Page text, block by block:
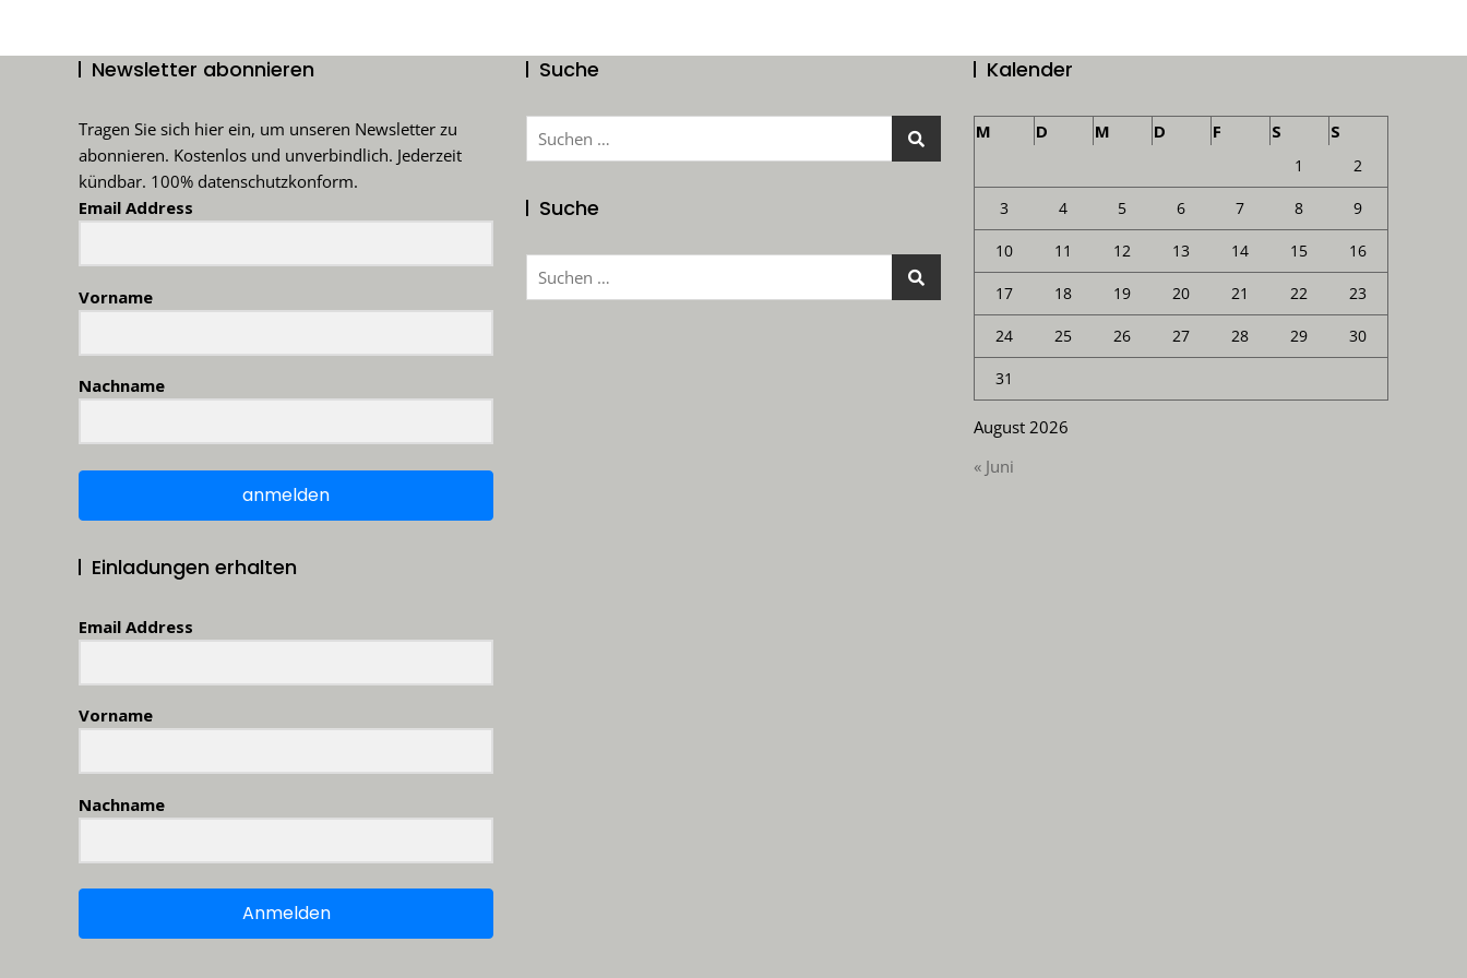
Newsletter abonnieren
Tragen Sie sich hier ein, um unseren Newsletter zu
abonnieren. Kostenlos und unverbindlich. Jederzeit
kündbar. 100% datenschutzkonform.
Email Address
Vorname
Nachname
anmelden
Einladungen erhalten
Email Address
Vorname
Nachname
Anmelden
Suche
Suchen
Suche
Suchen
Kalender
August 2026
M D M D F S S
1 2
3 4 5 6 7 8 9
10 11 12 13 14 15 16
17 18 19 20 21 22 23
24 25 26 27 28 29 30
31
« Juni